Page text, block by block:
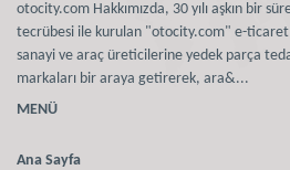
otocity.com Hakkımızda, 30 yılı aşkın bir
tecrübesi ile kurulan "otocity.com" e-
sanayi ve araç üreticilerine yedek parça
markaları bir araya getirerek, ara&...
MENÜ
Ana Sayfa